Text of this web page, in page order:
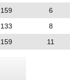
159
6
133
8
159 11